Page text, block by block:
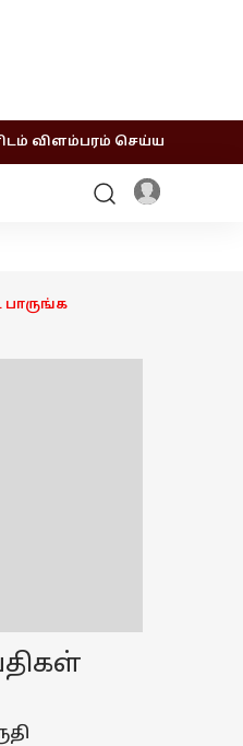
விளம்பரம் செய்ய
பாருங்க